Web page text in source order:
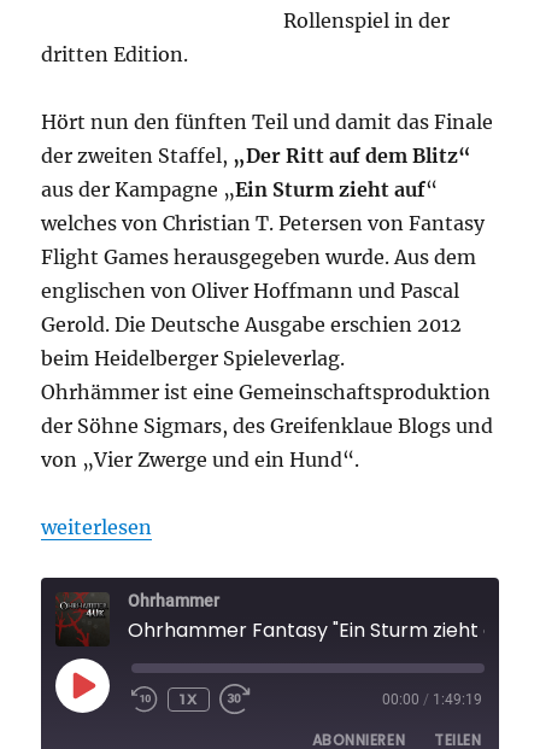
Rollenspiel in der
dritten Edition.
Hört nun den fünften Teil und damit das Finale
der zweiten Staffel, „Der Ritt auf dem Blitz“
aus der Kampagne „Ein Sturm zieht auf“
welches von Christian T. Petersen von Fantasy
Flight Games herausgegeben wurde. Aus dem
englischen von Oliver Hoffmann und Pascal
Gerold. Die Deutsche Ausgabe erschien 2012
beim Heidelberger Spieleverlag.
Ohrhämmer ist eine Gemeinschaftsproduktion
der Söhne Sigmars, des Greifenklaue Blogs und
von „Vier Zwerge und ein Hund“.
„Ohrhammer Fantasy „Ein Sturm zieht auf“ Folge
weiterlesen
Ohrhammer
PLAY
EPISODE
1X 00:00 / 1:49:19
ABONNIEREN TEILEN